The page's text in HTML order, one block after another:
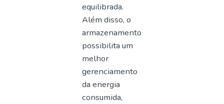
equilibrada.
Além disso, o
armazenamento
possibilita um
melhor
gerenciamento
da energia
consumida,